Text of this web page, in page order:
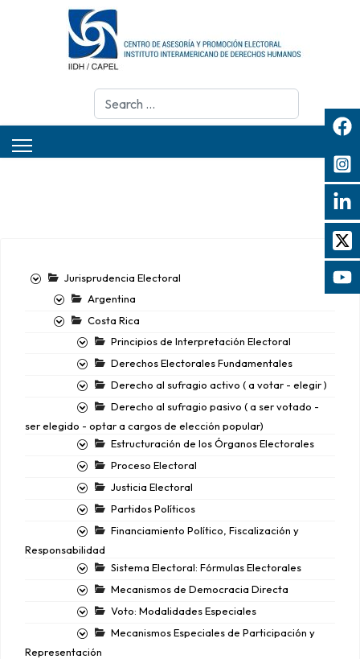
Search
Jurisprudencia Electoral
Argentina
Costa Rica
Principios de Interpretación Electoral
Derechos Electorales Fundamentales
Derecho al sufragio activo ( a votar - elegir )
Derecho al sufragio pasivo ( a ser votado -
ser elegido - optar a cargos de elección popular)
Estructuración de los Órganos Electorales
Proceso Electoral
Justicia Electoral
Partidos Políticos
Financiamiento Político, Fiscalización y
Responsabilidad
Sistema Electoral: Fórmulas Electorales
Mecanismos de Democracia Directa
Voto: Modalidades Especiales
Mecanismos Especiales de Participación y
Representación